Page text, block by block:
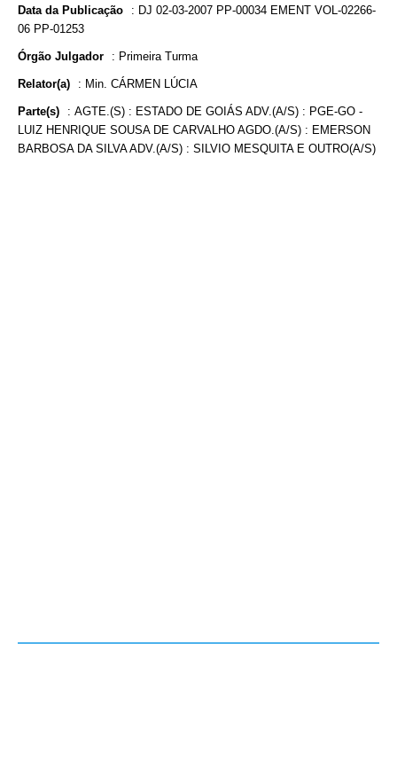
Data da Publicação : DJ 02-03-2007 PP-00034 EMENT VOL-02266-
06 PP-01253
Órgão Julgador : Primeira Turma
Relator(a) : Min. CÁRMEN LÚCIA
Parte(s) : AGTE.(S) : ESTADO DE GOIÁS ADV.(A/S) : PGE-GO -
LUIZ HENRIQUE SOUSA DE CARVALHO AGDO.(A/S) : EMERSON
BARBOSA DA SILVA ADV.(A/S) : SILVIO MESQUITA E OUTRO(A/S)